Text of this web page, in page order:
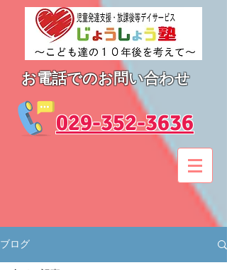
お電話でのお問い合わせ
​029-352-3636
ブログ